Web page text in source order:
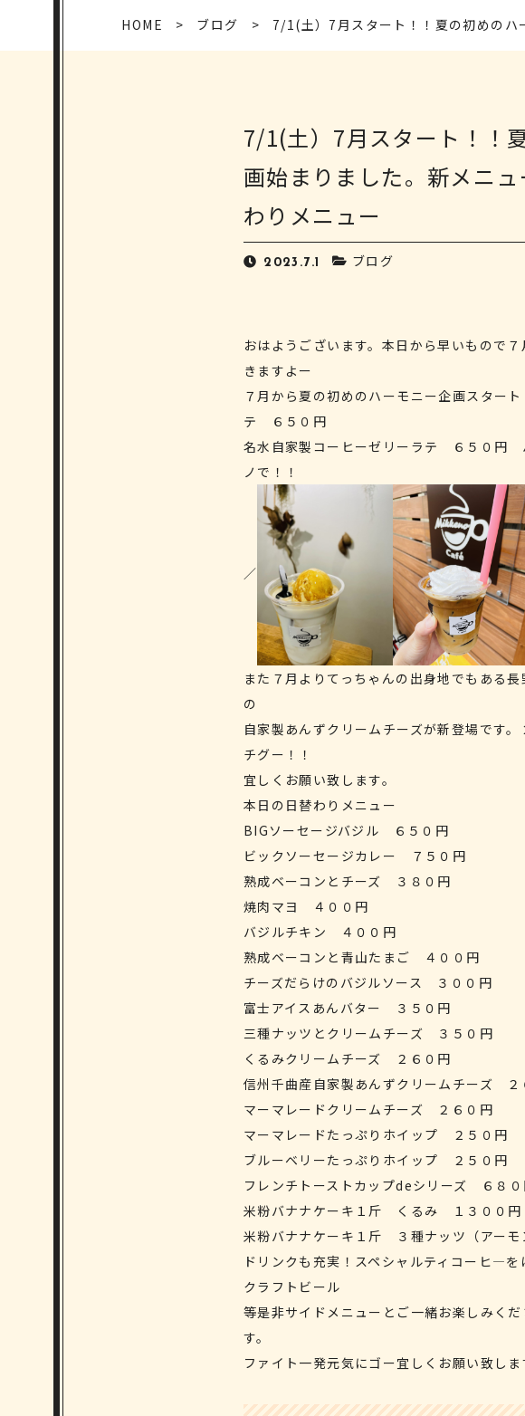
HOME ブログ 7/1(土）7月スタート！！夏の初めのハ
7/1(土）7月スタート！！
画始まりました。新メニ
わりメニュー
2023.7.1 ブログ
おはようございます。本日から早いもので
きますよー
７月から夏の初めのハーモニー企画スター
テ ６５０円
名水自家製コーヒーゼリーラテ ６５０円
ノで！！
／
また７月よりてっちゃんの出身地でもある
の
自家製あんずクリームチーズが新登場です
チグー！！
宜しくお願い致します。
本日の日替わりメニュー
BIGソーセージバジル ６５０円
ビックソーセージカレー ７５０円
熟成ベーコンとチーズ ３８０円
焼肉マヨ ４００円
バジルチキン ４００円
熟成ベーコンと青山たまご ４００円
チーズだらけのバジルソース ３００円
富士アイスあんバター ３５０円
三種ナッツとクリームチーズ ３５０円
くるみクリームチーズ ２６０円
信州千曲産自家製あんずクリームチーズ ２
マーマレードクリームチーズ ２６０円
マーマレードたっぷりホイップ ２５０円
ブルーベリーたっぷりホイップ ２５０円
フレンチトーストカップdeシリーズ ６８
米粉バナナケーキ１斤 くるみ １３００円
米粉バナナケーキ１斤 ３種ナッツ（アー
ドリンクも充実！スペシャルティコーヒ—
クラフトビール
等是非サイドメニューとご一緒お楽しみく
す。
ファイト一発元気にゴー宜しくお願い致しま